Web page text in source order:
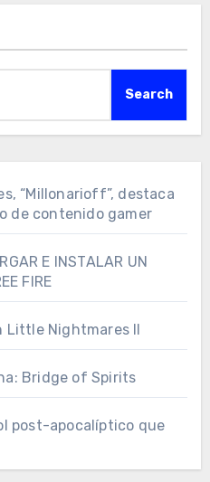
Search
“Millonarioff”, destaca
de contenido gamer
E INSTALAR UN
FIRE
Little Nightmares II
Bridge of Spirits
post-apocalíptico que